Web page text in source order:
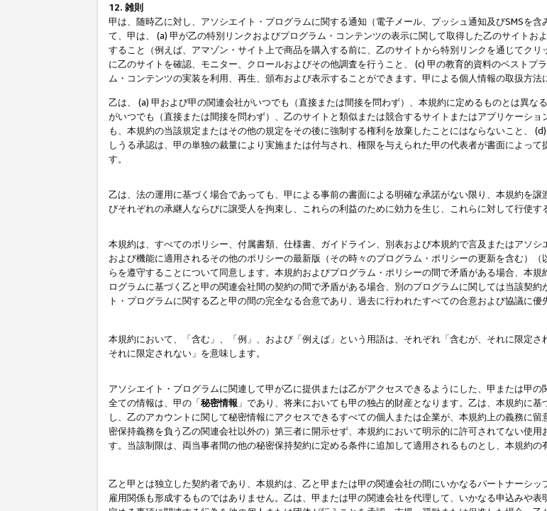
12. 雑則
甲は、随時乙に対し、アソシエイト・プログラムに関する通知（電子メール、プッシュ通知及びSMSを
て、甲は、 (a) 甲が乙の特別リンクおよびプログラム・コンテンツの表示に関して取得した乙のサイト
すること（例えば、アマゾン・サイト上で商品を購入する前に、乙のサイトから特別リンクを通じてク
に乙のサイトを確認、モニター、クロールおよびその他調査を行うこと、 (c) 甲の教育的資料のベスト
ム・コンテンツの実装を利用、再生、頒布および表示することができます。甲による個人情報の取扱方法
乙は、 (a) 甲および甲の関連会社がいつでも（直接または間接を問わず）、本規約に定めるものとは異
がいつでも（直接または間接を問わず）、乙のサイトと類似または競合するサイトまたはアプリケーシ
も、本規約の当該規定またはその他の規定をその後に強制する権利を放棄したことにはならないこと、
しうる承認は、甲の単独の裁量により実施または付与され、権限を与えられた甲の代表者が書面によっ
す。
乙は、法の運用に基づく場合であっても、甲による事前の書面による明確な承諾がない限り、本規約を
びそれぞれの承継人ならびに譲受人を拘束し、これらの利益のために効力を生じ、これらに対して行使す
本規約は、すべてのポリシー、付属書類、仕様書、ガイドライン、別表および本規約で言及またはアソ
および機能に適用されるその他のポリシーの最新版（その時々のプログラム・ポリシーの更新を含む）（
らを遵守することについて同意します。本規約およびプログラム・ポリシーの間で矛盾がある場合、本
ログラムに基づく乙と甲の関連会社間の契約の間で矛盾がある場合、別のプログラムに関しては当該契
ト・プログラムに関する乙と甲の間の完全なる合意であり、過去に行われたすべての合意および協議に優
本規約において、「含む」、「例」、および「例えば」という用語は、それぞれ「含むが、それに限定
それに限定されない」を意味します。
アソシエイト・プログラムに関連して甲が乙に提供または乙がアクセスできるようにした、甲または甲
全ての情報は、甲の「秘密情報 」であり、将来においても甲の独占的財産となります。乙は、本規約に
し、乙のアカウントに関して秘密情報にアクセスできるすべての個人または企業が、本規約上の義務に
密保持義務を負う乙の関連会社以外の）第三者に開示せず、本規約において明示的に許可されてない使
す。当該制限は、両当事者間の他の秘密保持契約に定める条件に追加して適用されるものとし、本規約の
乙と甲とは独立した契約者であり、本規約は、乙と甲または甲の関連会社の間にいかなるパートナーシ
雇用関係も形成するものではありません。乙は、甲または甲の関連会社を代理して、いかなる申込みや